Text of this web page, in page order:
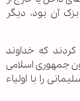
آن بود، دیگر
کردند که خداوند
جمهوری اسلامی
را با اولیاء